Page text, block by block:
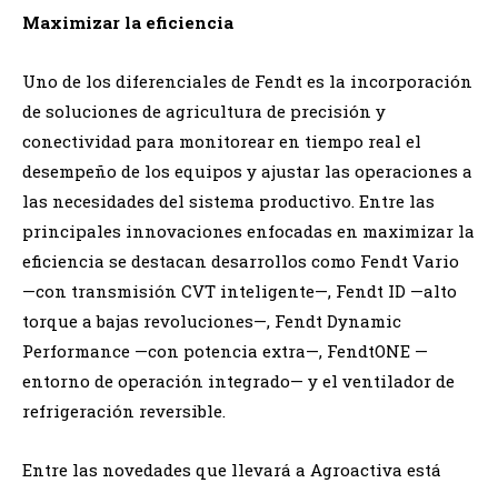
Maximizar la eficiencia
Uno de los diferenciales de Fendt es la incorporación
de soluciones de agricultura de precisión y
conectividad para monitorear en tiempo real el
desempeño de los equipos y ajustar las operaciones a
las necesidades del sistema productivo. Entre las
principales innovaciones enfocadas en maximizar la
eficiencia se destacan desarrollos como Fendt Vario
—con transmisión CVT inteligente—, Fendt ID —alto
torque a bajas revoluciones—, Fendt Dynamic
Performance —con potencia extra—, FendtONE —
entorno de operación integrado— y el ventilador de
refrigeración reversible.
Entre las novedades que llevará a Agroactiva está